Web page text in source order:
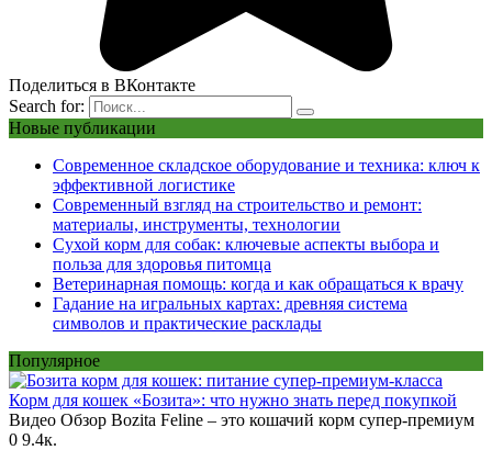
Поделиться в ВКонтакте
Search for:
Новые публикации
Современное складское оборудование и техника: ключ к
эффективной логистике
Современный взгляд на строительство и ремонт:
материалы, инструменты, технологии
Сухой корм для собак: ключевые аспекты выбора и
польза для здоровья питомца
Ветеринарная помощь: когда и как обращаться к врачу
Гадание на игральных картах: древняя система
символов и практические расклады
Популярное
Корм для кошек «Бозита»: что нужно знать перед покупкой
Видео Обзор Bozita Feline – это кошачий корм супер-премиум
0 9.4к.